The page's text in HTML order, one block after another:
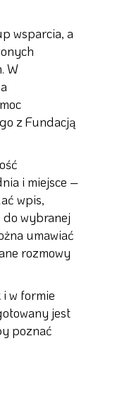
wsparcia, a
W
z Fundacją
i miejsce –
wpis,
do wybranej
umawiać
rozmowy
w formie
jest
poznać